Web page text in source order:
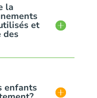
la
et
des
enfants